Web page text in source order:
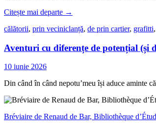
Citește mai departe →
călătorii, prin veciniclanță, de prin cartier, grafitti,
Aventuri cu diferențe de potențial (și
10 iunie 2026
Din când în când nepotu’meu își aduce aminte
Bréviaire de Renaud de Bar, Bibliothèque